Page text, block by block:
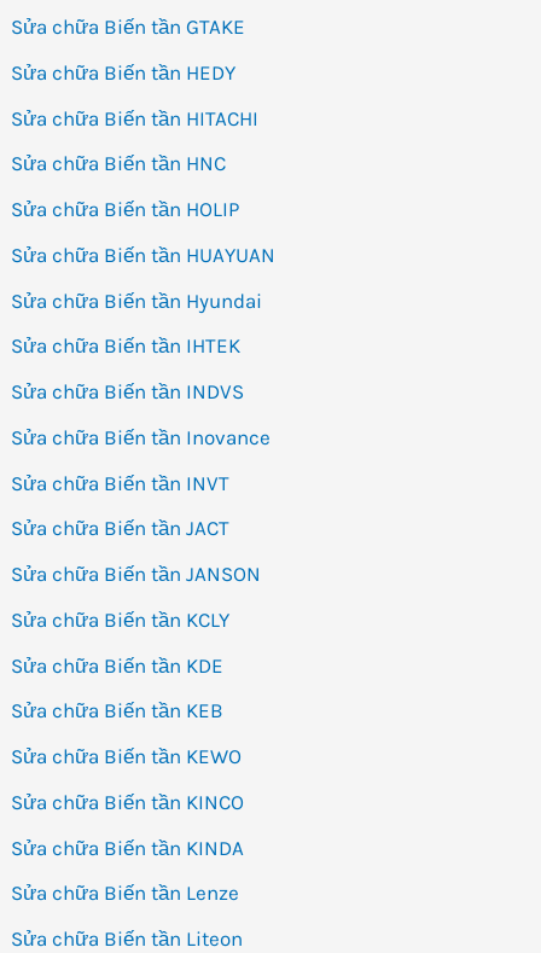
Sửa chữa Biến tần GTAKE
Sửa chữa Biến tần HEDY
Sửa chữa Biến tần HITACHI
Sửa chữa Biến tần HNC
Sửa chữa Biến tần HOLIP
Sửa chữa Biến tần HUAYUAN
Sửa chữa Biến tần Hyundai
Sửa chữa Biến tần IHTEK
Sửa chữa Biến tần INDVS
Sửa chữa Biến tần Inovance
Sửa chữa Biến tần INVT
Sửa chữa Biến tần JACT
Sửa chữa Biến tần JANSON
Sửa chữa Biến tần KCLY
Sửa chữa Biến tần KDE
Sửa chữa Biến tần KEB
Sửa chữa Biến tần KEWO
Sửa chữa Biến tần KINCO
Sửa chữa Biến tần KINDA
Sửa chữa Biến tần Lenze
Sửa chữa Biến tần Liteon